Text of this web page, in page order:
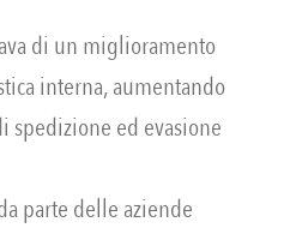
di un miglioramento
interna, aumentando
spedizione ed evasione
parte delle aziende